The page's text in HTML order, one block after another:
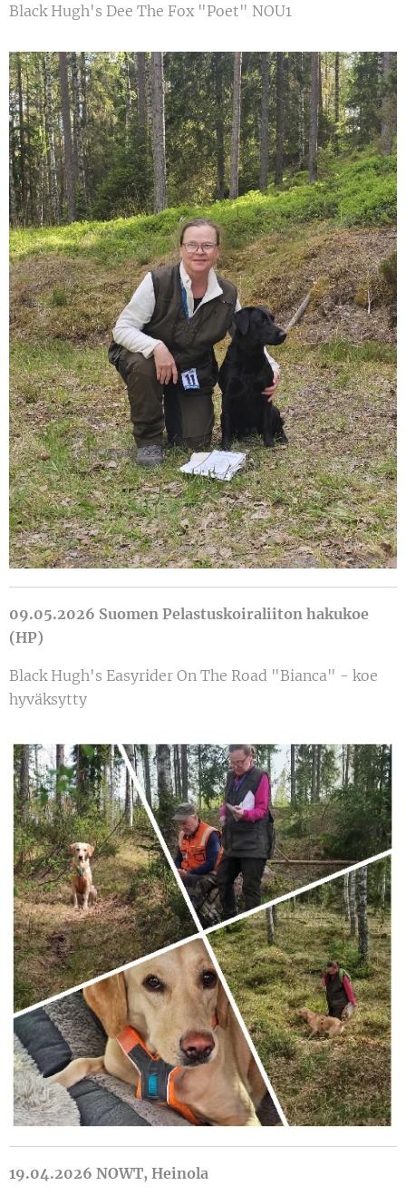
Black Hugh's Dee The Fox "Poet" NOU1
09.05.2026 Suomen Pelastuskoiraliiton hakukoe
(HP)
Black Hugh's Easyrider On The Road "Bianca" - koe
hyväksytty
19.04.2026 NOWT, Heinola